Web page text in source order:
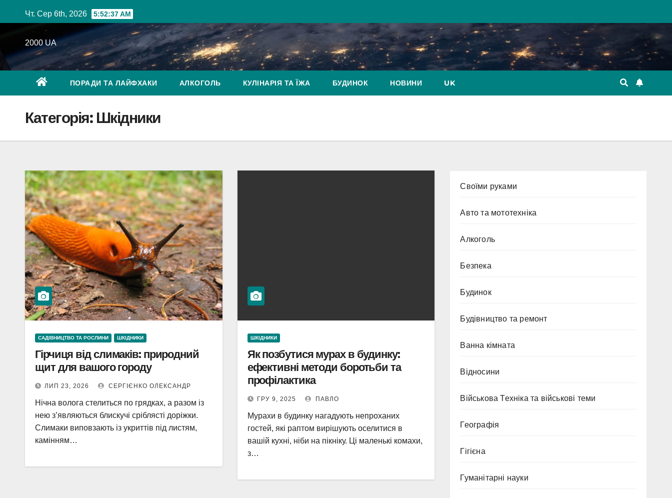
до
Чт. Сер 6th, 2026 5:52:38 AM
2000 UA
ПОРАДИ ТА ЛАЙФХАКИ АЛКОГОЛЬ КУЛІНАРІЯ ТА ЇЖА БУДИНОК НОВИНИ UK
Категорія: Шкідники
САДІВНИЦТВО ТА РОСЛИНИ ШКІДНИКИ
Гірчиця від слимаків: природний
щит для вашого городу
ЛИП 23, 2026 СЕРГІЄНКО ОЛЕКСАНДР
Нічна волога стелиться по грядках, а разом із
нею з’являються блискучі сріблясті доріжки.
Слимаки виповзають із укриттів під листям,
камінням…
ШКІДНИКИ
Як позбутися мурах в будинку:
ефективні методи боротьби та
профілактика
ГРУ 9, 2025 ПАВЛО
Мурахи в будинку нагадують непроханих
гостей, які раптом вирішують оселитися в
вашій кухні, ніби на пікніку. Ці маленькі комахи,
з…
Cвоїми руками
Авто та мототехніка
Алкоголь
Безпека
Будинок
Будівництво та ремонт
Ванна кімната
Відносини
Військова Техніка та військові теми
Географія
Гігієна
Гуманітарні науки